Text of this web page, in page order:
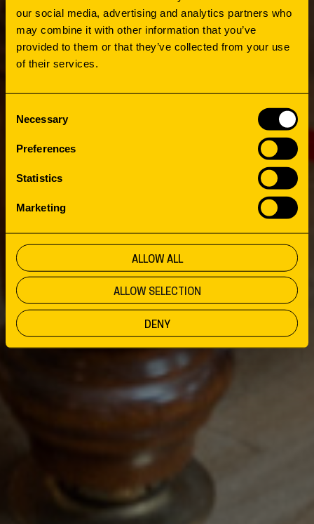
our social media, advertising and analytics partners who
may combine it with other information that you’ve
provided to them or that they’ve collected from your use
of their services.
Necessary
Preferences
Statistics
Marketing
ALLOW ALL
ALLOW SELECTION
DENY